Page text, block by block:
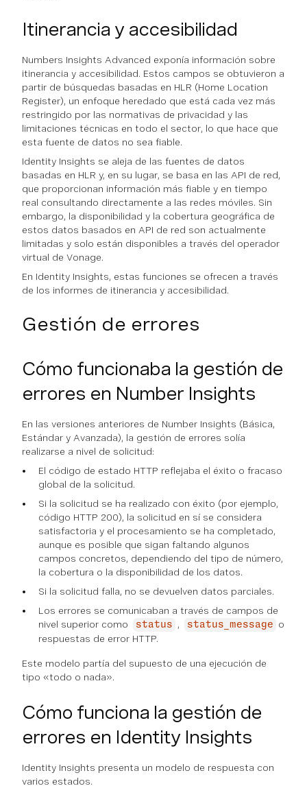
Itinerancia y accesibilidad
Numbers Insights Advanced exponía información sobre
itinerancia y accesibilidad. Estos campos se obtuvieron a
partir de búsquedas basadas en HLR (Home Location
Register), un enfoque heredado que está cada vez más
restringido por las normativas de privacidad y las
limitaciones técnicas en todo el sector, lo que hace que
esta fuente de datos no sea fiable.
Identity Insights se aleja de las fuentes de datos
basadas en HLR y, en su lugar, se basa en las API de red,
que proporcionan información más fiable y en tiempo
real consultando directamente a las redes móviles. Sin
embargo, la disponibilidad y la cobertura geográfica de
estos datos basados en API de red son actualmente
limitadas y solo están disponibles a través del operador
virtual de Vonage.
En Identity Insights, estas funciones se ofrecen a través
de los informes de itinerancia y accesibilidad.
Gestión de errores
Cómo funcionaba la gestión de
errores en Number Insights
En las versiones anteriores de Number Insights (Básica,
Estándar y Avanzada), la gestión de errores solía
realizarse a nivel de solicitud:
El código de estado HTTP reflejaba el éxito o fracaso
global de la solicitud.
Si la solicitud se ha realizado con éxito (por ejemplo,
código HTTP 200), la solicitud en sí se considera
satisfactoria y el procesamiento se ha completado,
aunque es posible que sigan faltando algunos
campos concretos, dependiendo del tipo de número,
la cobertura o la disponibilidad de los datos.
Si la solicitud falla, no se devuelven datos parciales.
Los errores se comunicaban a través de campos de
nivel superior como
status , status_message
o
respuestas de error HTTP.
Este modelo partía del supuesto de una ejecución de
tipo «todo o nada».
Cómo funciona la gestión de
errores en Identity Insights
Identity Insights presenta un modelo de respuesta con
varios estados.